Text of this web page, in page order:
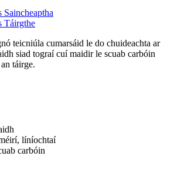
Saincheaptha
Táirgthe
teicniúla cumarsáid le do chuideachta ar
siad tograí cuí maidir le scuab carbóin
táirge.
líníochtaí
carbóin